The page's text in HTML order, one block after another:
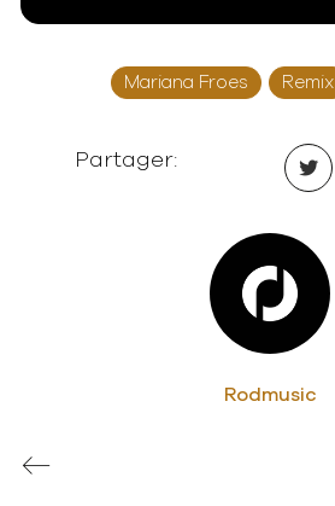
Mariana Froes Remix
Partager:
Rodmusic